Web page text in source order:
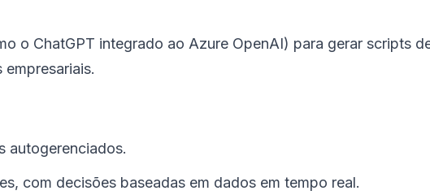
o ChatGPT integrado ao Azure OpenAI) para gerar scripts
autogerenciados.
com decisões baseadas em dados em tempo real.